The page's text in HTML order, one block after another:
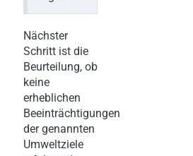
Nächster
Schritt ist die
Beurteilung, ob
keine
erheblichen
Beeinträchtigungen
der genannten
Umweltziele